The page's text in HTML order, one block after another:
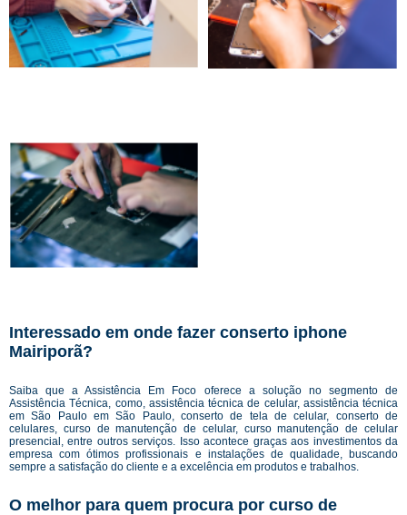
Interessado em onde fazer conserto iphone
Mairiporã?
Saiba que a Assistência Em Foco oferece a solução no segmento de
Assistência Técnica, como, assistência técnica de celular, assistência técnica
em São Paulo em São Paulo, conserto de tela de celular, conserto de
celulares, curso de manutenção de celular, curso manutenção de celular
presencial, entre outros serviços. Isso acontece graças aos investimentos da
empresa com ótimos profissionais e instalações de qualidade, buscando
sempre a satisfação do cliente e a excelência em produtos e trabalhos.
O melhor para quem procura por curso de